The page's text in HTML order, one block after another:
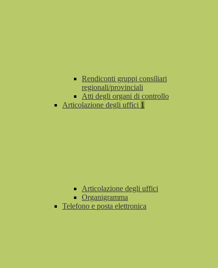
Rendiconti gruppi consiliari
regionali/provinciali
Atti degli organi di controllo
Articolazione degli uffici 1
Articolazione degli uffici
Organigramma
Telefono e posta elettronica